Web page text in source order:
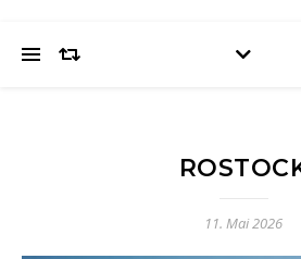
11. Mai 2026